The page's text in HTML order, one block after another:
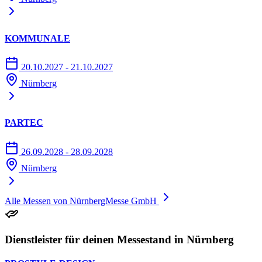
KOMMUNALE
20.10.2027 - 21.10.2027
Nürnberg
PARTEC
26.09.2028 - 28.09.2028
Nürnberg
Alle Messen von NürnbergMesse GmbH
Dienstleister für deinen Messestand in Nürnberg